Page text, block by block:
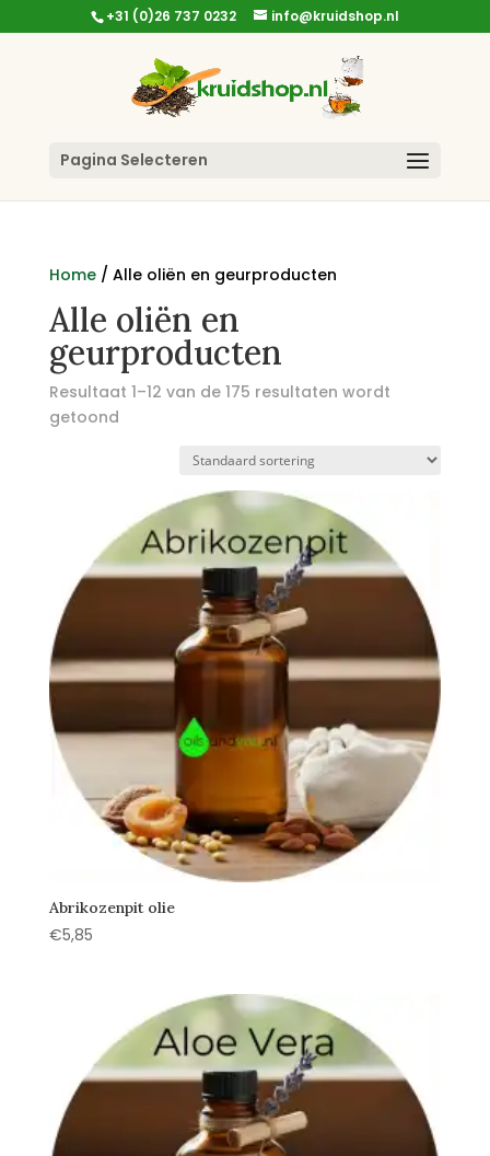
+31 (0)26 737 0232 info@kruidshop.nl
Pagina Selecteren
Home/ Alle oliën en geurproducten
Alle oliën en
geurproducten
Resultaat 1–12 van de 175 resultaten wordt
getoond
Abrikozenpit olie
€5,85